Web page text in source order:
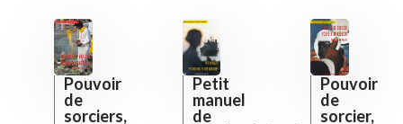
Pouvoir
de
sorciers,
Petit
manuel
de
Pouvoir
de
sorcier,